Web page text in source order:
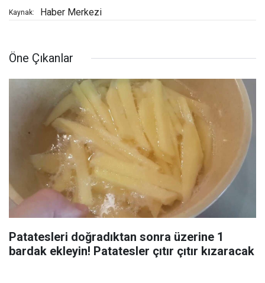
Kaynak: Haber Merkezi
Öne Çıkanlar
Patatesleri doğradıktan sonra üzerine 1
bardak ekleyin! Patatesler çıtır çıtır kızaracak